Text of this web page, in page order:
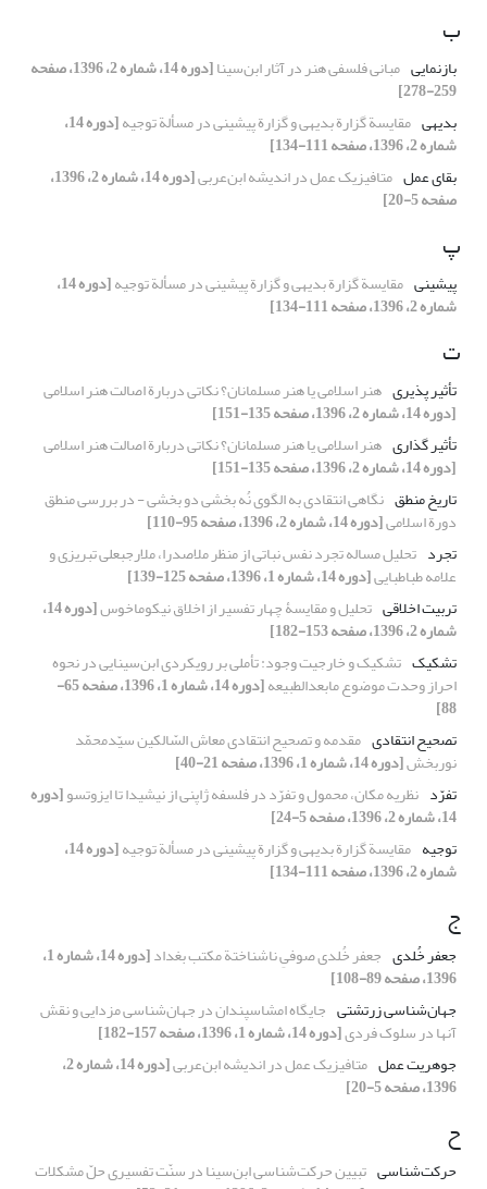
ب
بازنمایی مبانی فلسفی هنر در آثار ابن‌سینا [دوره 14، شماره 2، 1396، صفحه
259-278]
بدیهی مقایسة گزارة بدیهی و گزارة پیشینی در مسألة توجیه [دوره 14،
شماره 2، 1396، صفحه 111-134]
بقای عمل متافیزیک عمل در اندیشه ابن‌عربی [دوره 14، شماره 2، 1396،
صفحه 5-20]
پ
پیشینی مقایسة گزارة بدیهی و گزارة پیشینی در مسألة توجیه [دوره 14،
شماره 2، 1396، صفحه 111-134]
ت
تأثیر پذیری هنر اسلامی یا هنر مسلمانان؟ نکاتی دربارة اصالت هنر اسلامی
[دوره 14، شماره 2، 1396، صفحه 135-151]
تأثیر گذاری هنر اسلامی یا هنر مسلمانان؟ نکاتی دربارة اصالت هنر اسلامی
[دوره 14، شماره 2، 1396، صفحه 135-151]
تاریخ منطق نگاهی انتقادی به الگوی نُه بخشی دو بخشی - در بررسی منطق
دورة اسلامی[دوره 14، شماره 2، 1396، صفحه 95-110]
تجرد تحلیل مساله تجرد نفس نباتی از منظر ملاصدرا، ملارجبعلی تبریزی و
علامه طباطبایی[دوره 14، شماره 1، 1396، صفحه 125-139]
تربیت اخلاقی تحلیل و مقایسۀ چهار تفسیر از اخلاق نیکوماخوس [دوره 14،
شماره 2، 1396، صفحه 153-182]
تشکیک تشکیک و خارجیت وجود: تأملی بر رویکردی ابن‌سینایی در نحوه
احراز وحدت موضوع مابعدالطبیعه [دوره 14، شماره 1، 1396، صفحه 65-
88]
تصحیح انتقادی مقدمه و تصحیح انتقادی معاش السّالکین سیّدمحمّد
نوربخش[دوره 14، شماره 1، 1396، صفحه 21-40]
تفرّد نظریه مکان، محمول و تفرّد در فلسفه ژاپنی از نیشیدا تا ایزوتسو[دوره
14، شماره 2، 1396، صفحه 5-24]
توجیه مقایسة گزارة بدیهی و گزارة پیشینی در مسألة توجیه [دوره 14،
شماره 2، 1396، صفحه 111-134]
ج
جعفر خُلدی جعفر خُلدی صوفیِ ناشناختة مکتب بغداد [دوره 14، شماره 1،
1396، صفحه 89-108]
جهان‌شناسی زرتشتی جایگاه امشاسپندان در جهان‌شناسی مزدایی و نقش
آنها در سلوک فردی[دوره 14، شماره 1، 1396، صفحه 157-182]
جوهریت عمل متافیزیک عمل در اندیشه ابن‌عربی [دوره 14، شماره 2،
1396، صفحه 5-20]
ح
حرکت‌شناسی تبیین حرکت‌شناسی ابن‌سینا در سنّت تفسیری حلّ مشکلات